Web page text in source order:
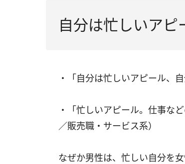
自分は忙しいアピ
・「自分は忙しいアピール、
・「忙しいアピール。仕事な
／販売職・サービス系）
なぜか男性は、忙しい自分を